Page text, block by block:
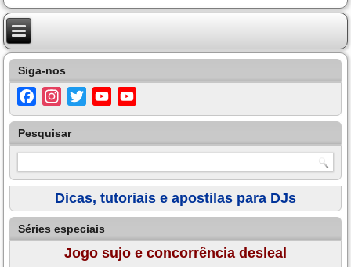
Siga-nos
FacebookInstagramTwitterYouTube
Channel
Pesquisar
Dicas, tutoriais e apostilas para DJs
Séries especiais
Jogo sujo e concorrência desleal